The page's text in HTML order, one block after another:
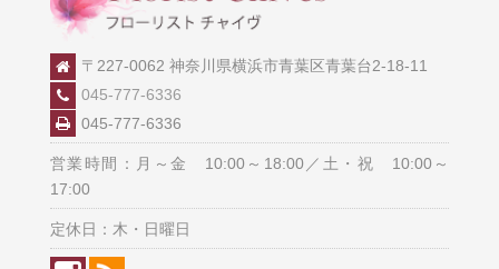
〒227-0062 神奈川県横浜市青葉区青葉台2-18-11
045-777-6336
045-777-6336
営業時間：月～金 10:00～18:00／土・祝 10:00～
17:00
定休日：木・日曜日